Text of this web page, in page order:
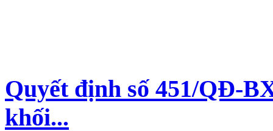
Quyết định số 451/QĐ-
khối...